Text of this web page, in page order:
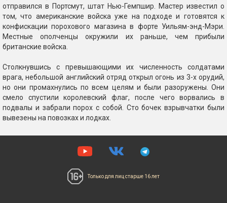
отправился в Портсмут, штат Нью-Гемпшир. Мастер известил о
том, что американские войска уже на подходе и готовятся к
конфискации порохового магазина в форте Уильям-энд-Мэри.
Местные ополченцы окружили их раньше, чем прибыли
британские войска.
Столкнувшись с превышающими их численность солдатами
врага, небольшой английский отряд открыл огонь из 3-х орудий,
но они промахнулись по всем целям и были разоружены. Они
смело спустили королевский флаг, после чего ворвались в
подвалы и забрали порох с собой. Сто бочек взрывчатки были
вывезены на повозках и лодках.
Только для лицстарше 16 лет